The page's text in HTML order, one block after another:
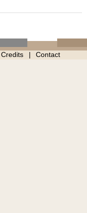
Credits Contact